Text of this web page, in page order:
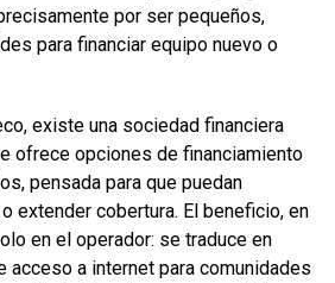
por ser pequeños,
para financiar equipo nuevo o
existe una sociedad financiera
ofrece opciones de financiamiento
pensada para que puedan
extender cobertura. El beneficio, en
en el operador: se traduce en
a internet para comunidades